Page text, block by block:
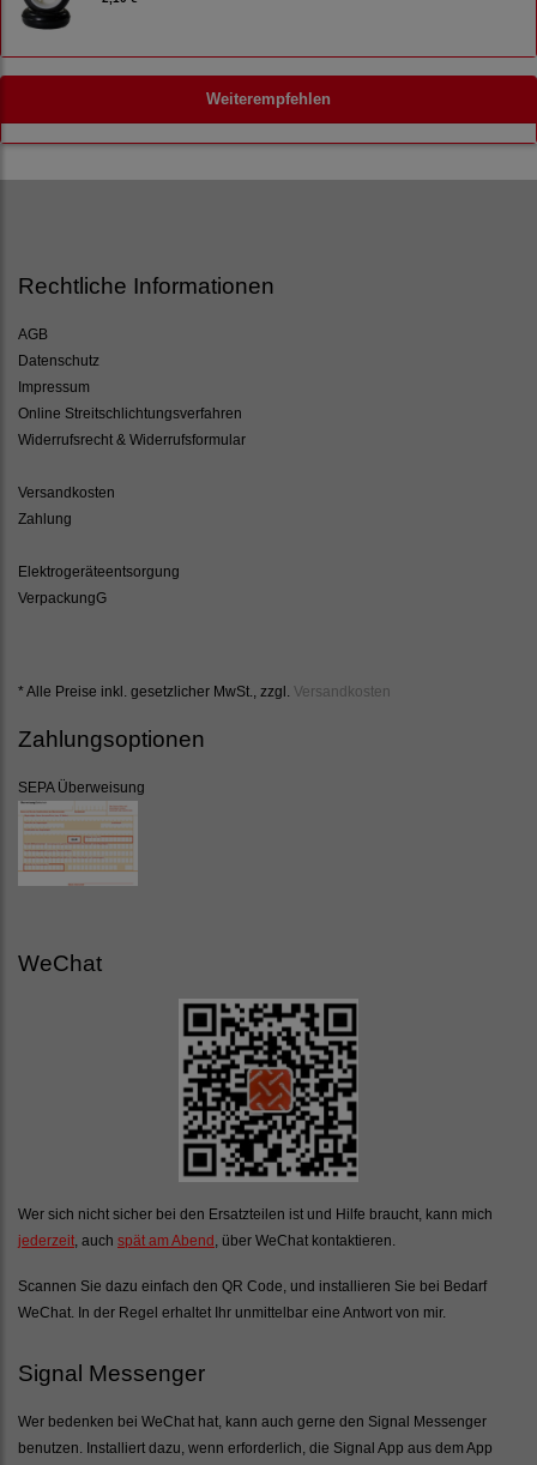
Weiterempfehlen
Rechtliche Informationen
AGB
Datenschutz
Impressum
Online Streitschlichtungsverfahren
Widerrufsrecht & Widerrufsformular
Versandkosten
Zahlung
Elektrogeräteentsorgung
VerpackungG
* Alle Preise inkl. gesetzlicher MwSt., zzgl. Versandkosten
Zahlungsoptionen
SEPA Überweisung
WeChat
Wer sich nicht sicher bei den Ersatzteilen ist und Hilfe braucht, kann mich
jederzeit , auch spät am Abend , über WeChat kontaktieren.
Scannen Sie dazu einfach den QR Code, und installieren Sie bei Bedarf
WeChat. In der Regel erhaltet Ihr unmittelbar eine Antwort von mir.
Signal Messenger
Wer bedenken bei WeChat hat, kann auch gerne den Signal Messenger
benutzen. Installiert dazu, wenn erforderlich, die Signal App aus dem App